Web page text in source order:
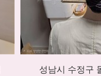
성남시 수정구